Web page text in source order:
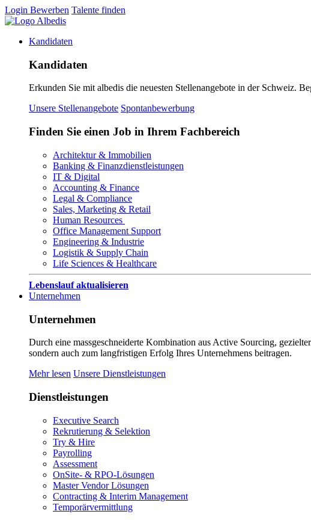
Login Bewerben Talente finden
Kandidaten
Kandidaten
Erkunden Sie mit albedis die neuesten Stellenangebote in der Schweiz.
Unsere Stellenangebote Spontanbewerbung
Finden Sie einen Job in Ihrem Fachbereich
Architektur & Immobilien
Banking & Finanzdienstleistungen
IT & Digital
Accounting & Finance
Legal & Compliance
Sales, Marketing & Retail
Human Resources
Office Management Support
Engineering & Industrie
Logistik & Supply Chain
Life Sciences & Healthcare
Lebenslauf aktualisieren
Unternehmen
Unternehmen
Durch eine massgeschneiderte Kombination aus Active Sourcing,
sondern auch zum langfristigen Erfolg Ihres Unternehmens beitragen.
Mehr lesen Unsere Dienstleistungen
Dienstleistungen
Executive Search
Rekrutierung & Selektion
Try & Hire
Payrolling
Assessment
OnSite- & RPO-Lösungen
Master Vendor Lösungen
Contracting & Interim Management
Temporärvermittlung